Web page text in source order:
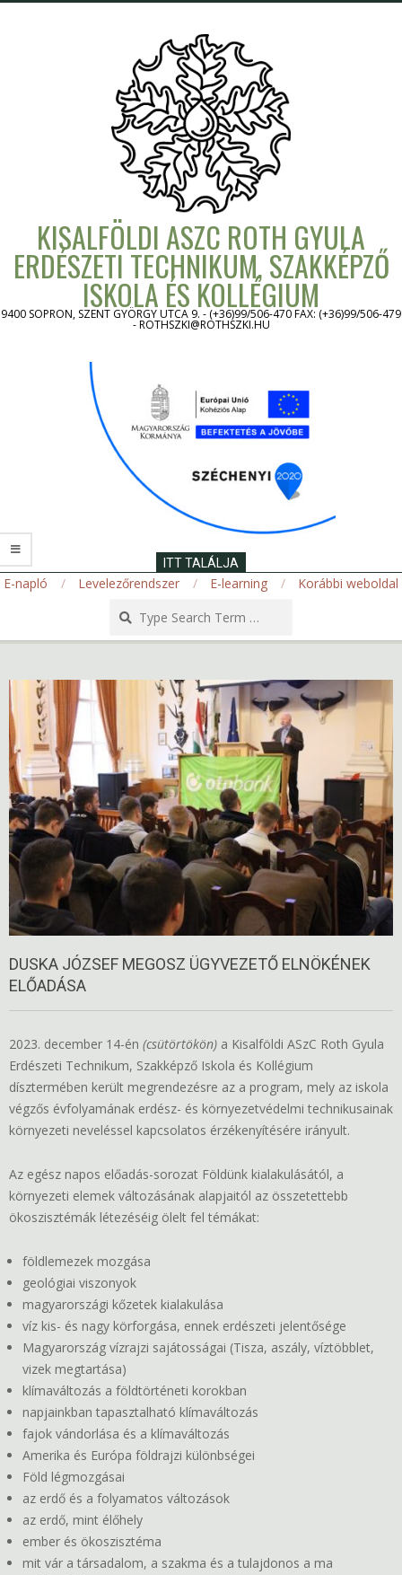
KISALFÖLDI ASZC ROTH GYULA
ERDÉSZETI TECHNIKUM, SZAKKÉPZŐ
ISKOLA ÉS KOLLÉGIUM
9400 SOPRON, SZENT GYÖRGY UTCA 9. - (+36)99/506-470 FAX: (+36)99/506-479
- ROTHSZKI@ROTHSZKI.HU
ITT TALÁLJA
E-napló Levelezőrendszer E-learning
Korábbi weboldal
Menu
DUSKA JÓZSEF MEGOSZ ÜGYVEZETŐ ELNÖKÉNEK
ELŐADÁSA
2023. december 14-én (csütörtökön) a Kisalföldi ASzC Roth Gyula
Erdészeti Technikum, Szakképző Iskola és Kollégium
dísztermében került megrendezésre az a program, mely az iskola
végzős évfolyamának erdész- és környezetvédelmi technikusainak
környezeti neveléssel kapcsolatos érzékenyítésére irányult.
Az egész napos előadás-sorozat Földünk kialakulásától, a
környezeti elemek változásának alapjaitól az összetettebb
ökoszisztémák létezéséig ölelt fel témákat:
földlemezek mozgása
geológiai viszonyok
magyarországi kőzetek kialakulása
víz kis- és nagy körforgása, ennek erdészeti jelentősége
Magyarország vízrajzi sajátosságai (Tisza, aszály, víztöbblet,
vizek megtartása)
klímaváltozás a földtörténeti korokban
napjainkban tapasztalható klímaváltozás
fajok vándorlása és a klímaváltozás
Amerika és Európa földrajzi különbségei
Föld légmozgásai
az erdő és a folyamatos változások
az erdő, mint élőhely
ember és ökoszisztéma
mit vár a társadalom, a szakma és a tulajdonos a ma